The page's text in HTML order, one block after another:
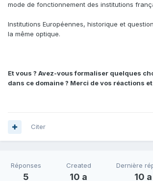
mode de fonctionnement des institutions
Institutions Européennes, historique et
la même optique.
Et vous ? Avez-vous formaliser quelques
dans ce domaine ? Merci de vos réactions
Citer
Réponses
5
Created
10 a
Dernière
10 a